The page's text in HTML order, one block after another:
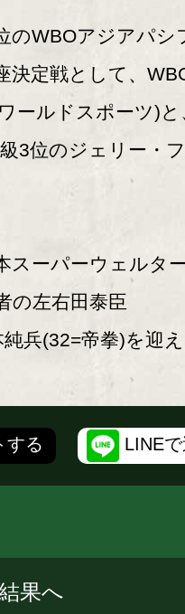
WBOアジアパシ
決定戦として、
ールドスポーツ)と
3位のジェリー・
ーパーウェルタ
の左右田泰臣
兵(32=帝拳)を迎
する LINE
果へ